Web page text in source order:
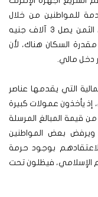
للمواطنين من خلال
محال تجارية في الأسواق، لكن بمقابل غالي الثمن يصل 3 آلاف جنيه
السكان هناك، لأن
دخل مالي.
التي يقدمها عناصر
إذ يأخذون عمولات كبيرة
تتراوح بين 10 – 20 بالمئة من قيمة المبالغ المرسلة
ويرفض بعض المواطنين
لاعتقادهم بوجود حرمة
الإسلامي، فيظلون تحت